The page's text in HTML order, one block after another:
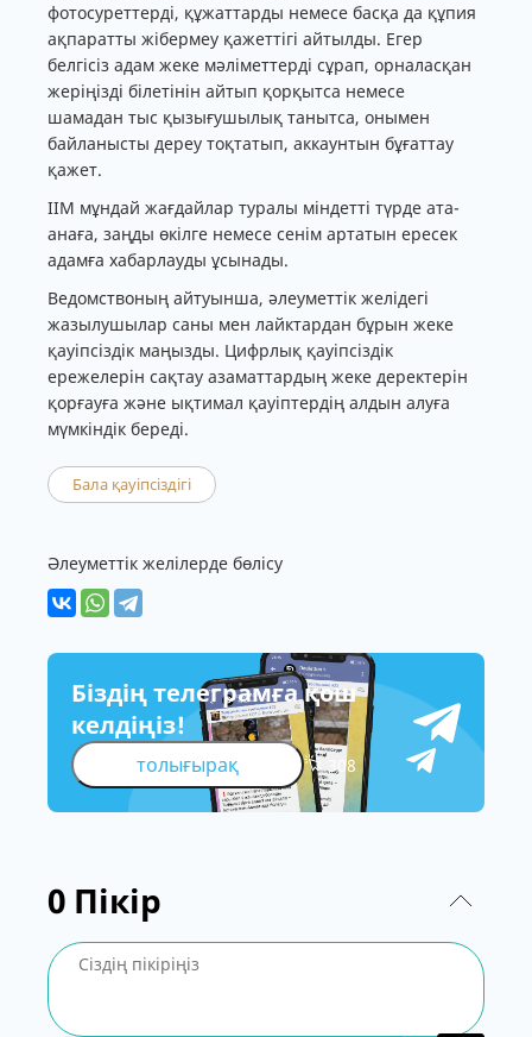
фотосуреттерді, құжаттарды немесе басқа да құпия
ақпаратты жібермеу қажеттігі айтылды. Егер
белгісіз адам жеке мәліметтерді сұрап, орналасқан
жеріңізді білетінін айтып қорқытса немесе
шамадан тыс қызығушылық танытса, онымен
байланысты дереу тоқтатып, аккаунтын бұғаттау
қажет.
ІІМ мұндай жағдайлар туралы міндетті түрде ата-
анаға, заңды өкілге немесе сенім артатын ересек
адамға хабарлауды ұсынады.
Ведомствоның айтуынша, әлеуметтік желідегі
жазылушылар саны мен лайктардан бұрын жеке
қауіпсіздік маңызды. Цифрлық қауіпсіздік
ережелерін сақтау азаматтардың жеке деректерін
қорғауға және ықтимал қауіптердің алдын алуға
мүмкіндік береді.
Бала қауіпсіздігі
Әлеуметтік желілерде бөлісу
Біздің телеграмға қош
келдіңіз!
толығырақ 308
0 Пікір